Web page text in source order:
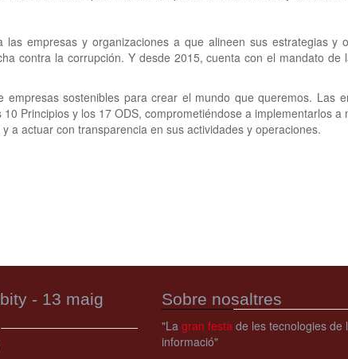
empresas y organizaciones a que alineen sus estrategias y
contra la corrupción. Y desde 2015, cuenta con el mandato
sostenibles para crear el mundo que queremos. Las
Principios y los 17 ODS, comprometiéndose a implementarlos
a actuar con transparencia en sus actividades y operaciones.
- 13 maig
Sobre nosaltres
"La gran festa de les tecnologies de
informació"